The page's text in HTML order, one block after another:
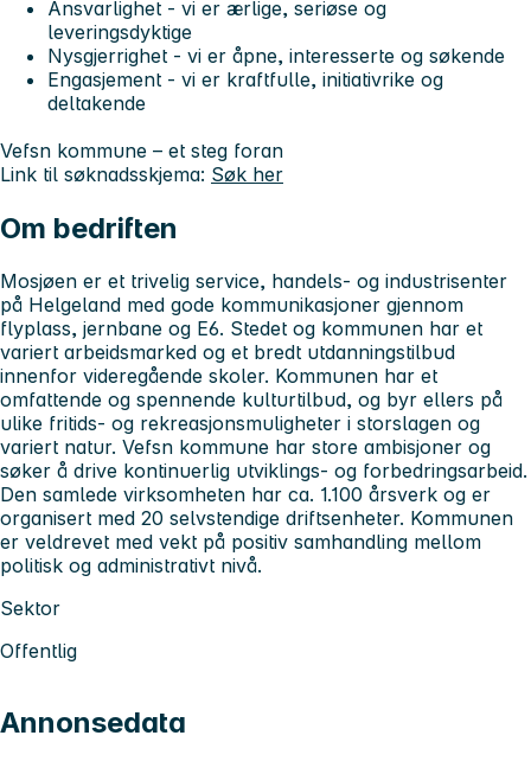
Ansvarlighet - vi er ærlige, seriøse og
leveringsdyktige
Nysgjerrighet - vi er åpne, interesserte og søkende
Engasjement - vi er kraftfulle, initiativrike og
deltakende
Vefsn kommune – et steg foran
Link til søknadsskjema: Søk her
Om bedriften
Mosjøen er et trivelig service, handels- og industrisenter
på Helgeland med gode kommunikasjoner gjennom
flyplass, jernbane og E6. Stedet og kommunen har et
variert arbeidsmarked og et bredt utdanningstilbud
innenfor videregående skoler. Kommunen har et
omfattende og spennende kulturtilbud, og byr ellers på
ulike fritids- og rekreasjonsmuligheter i storslagen og
variert natur. Vefsn kommune har store ambisjoner og
søker å drive kontinuerlig utviklings- og forbedringsarbeid.
Den samlede virksomheten har ca. 1.100 årsverk og er
organisert med 20 selvstendige driftsenheter. Kommunen
er veldrevet med vekt på positiv samhandling mellom
politisk og administrativt nivå.
Sektor
Offentlig
Annonsedata